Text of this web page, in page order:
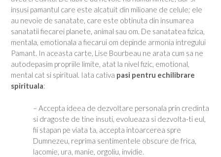
insusi pamantul care este alcatuit din milioane de celule; ele
au nevoie de sanatate, care este obtinuta din insumarea
sanatatii fiecarei planete, animal sau om. De sanatatea fizica,
mentala, emotionala a fiecarui om depinde armonia intregului
Pamant. In aceasta carte, Lise Bourbeau ne arata cum sa ne
autodepasim propriile limite, atat la nivel fizic, emotional,
mental cat si spiritual. Iata cativa pasi pentru echilibrare
spirituala:
– Accepta ideea de dezvoltare personala prin credinta
si dragoste de tine insuti, evolueaza si dezvolta-ti eul,
fii stapan pe viata ta, accepta intoarcerea spre
Dumnezeu, reprima sentimentele obscure de frica,
lacomie, ura, manie, orgoliu, invidie.